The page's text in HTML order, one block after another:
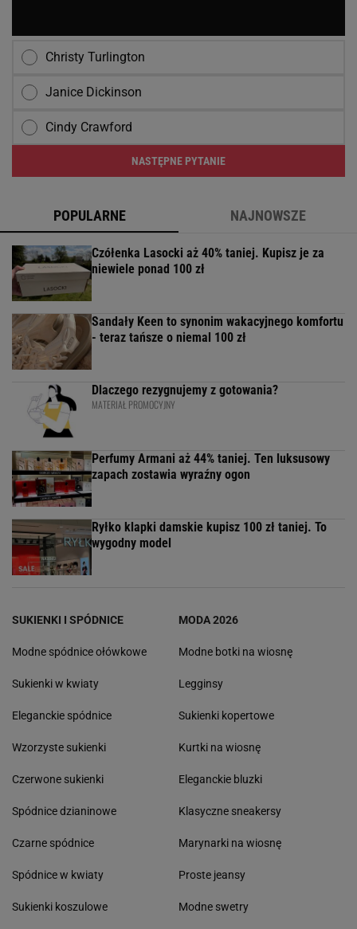
Christy Turlington
Janice Dickinson
Cindy Crawford
NASTĘPNE PYTANIE
POPULARNE NAJNOWSZE
Czółenka Lasocki aż 40% taniej. Kupisz je za
niewiele ponad 100 zł
Sandały Keen to synonim wakacyjnego komfortu
- teraz tańsze o niemal 100 zł
Dlaczego rezygnujemy z gotowania?
MATERIAŁ PROMOCYJNY
Perfumy Armani aż 44% taniej. Ten luksusowy
zapach zostawia wyraźny ogon
Ryłko klapki damskie kupisz 100 zł taniej. To
wygodny model
SUKIENKI I SPÓDNICE
Modne spódnice ołówkowe
Sukienki w kwiaty
Eleganckie spódnice
Wzorzyste sukienki
Czerwone sukienki
Spódnice dzianinowe
Czarne spódnice
Spódnice w kwiaty
Sukienki koszulowe
MODA 2026
Modne botki na wiosnę
Legginsy
Sukienki kopertowe
Kurtki na wiosnę
Eleganckie bluzki
Klasyczne sneakersy
Marynarki na wiosnę
Proste jeansy
Modne swetry